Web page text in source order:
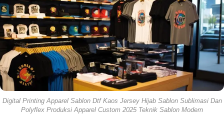
Digital Printing Apparel Sablon Dtf Kaos Jersey Hijab Sablon Sublimasi Dan
Polyflex Produksi Apparel Custom 2025 Teknik Sablon Modern